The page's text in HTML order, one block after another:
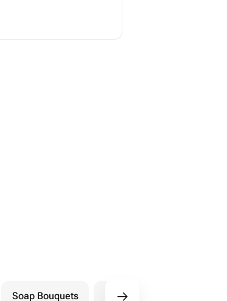
Soap Bouquets Postcards